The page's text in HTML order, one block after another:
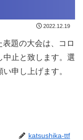
2022.12.19
題の大会は、コロ
中止と致します。選
申し上げます。
katsushika-ttf